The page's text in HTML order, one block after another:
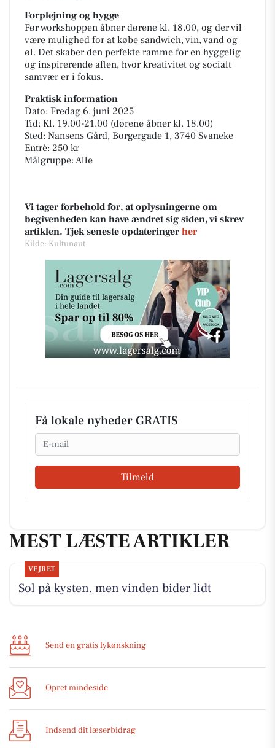
Forplejning og hygge
Før workshoppen åbner dørene kl. 18.00, og der vil
være mulighed for at købe sandwich, vin, vand og
øl. Det skaber den perfekte ramme for en hyggelig
og inspirerende aften, hvor kreativitet og socialt
samvær er i fokus.
Praktisk information
Dato: Fredag 6. juni 2025
Tid: Kl. 19.00-21.00 (dørene åbner kl. 18.00)
Sted: Nansens Gård, Borgergade 1, 3740 Svaneke
Entré: 250 kr
Målgruppe: Alle
Vi tager forbehold for, at oplysningerne om
begivenheden kan have ændret sig siden, vi skrev
artiklen. Tjek seneste opdateringer her
Kilde: Kultunaut
Få lokale nyheder GRATIS
Email
Tilmeld
MEST LÆSTE ARTIKLER
VEJRET
Sol på kysten, men vinden bider lidt
Send en gratis lykønskning
Opret mindeside
Indsend dit læserbidrag